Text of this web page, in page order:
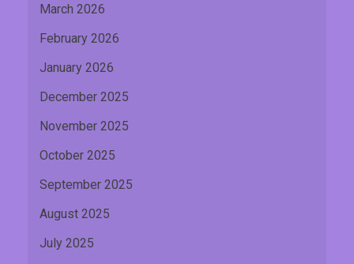
March 2026
February 2026
January 2026
December 2025
November 2025
October 2025
September 2025
August 2025
July 2025